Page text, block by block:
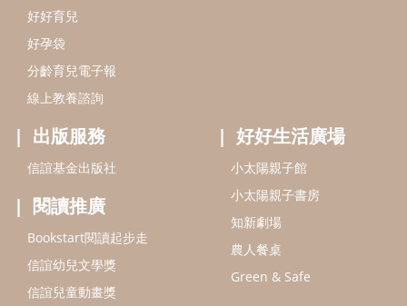
Bookstart閱讀起步走
信誼幼兒文學獎
信誼兒童動畫獎
小袋鼠說故事劇團
service@hsin-yi.org.tw
信誼好好育兒
小太陽親子書房
(02)2396-5305轉2345 (週一～週五 9:00～18:00)
認識信誼 合作洽談 智慧財產權聲明
本網站建議使用IE9(含以上)或 Google Chrome 版本瀏覽器
信誼基金會/上誼文化實業股份有限公司 版權所有 ©